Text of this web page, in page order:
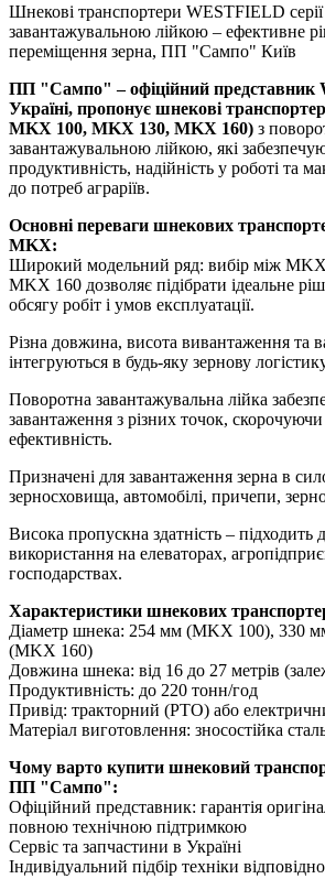
Шнекові транспортери WESTFIELD
завантажувальною лійкою – ефективне
переміщення зерна, ПП "Сампо" Київ
ПП "Сампо" – офіційний представник
Україні, пропонує шнекові
MKX 100, MKX 130, MKX 160) з
завантажувальною лійкою, які
продуктивність, надійність у роботі та
до потреб аграріїв.
Основні переваги шнекових
MKX:
Широкий модельний ряд: вибір між
MKX 160 дозволяє підібрати ідеальне
обсягу робіт і умов експлуатації.
Різна довжина, висота вивантаження та
інтегруються в будь-яку зернову
Поворотна завантажувальна лійка
завантаження з різних точок,
ефективність.
Призначені для завантаження зерна в
зерносховища, автомобілі, причепи,
Висока пропускна здатність – підходить
використання на елеваторах,
господарствах.
Характеристики шнекових
Діаметр шнека: 254 мм (MKX 100), 330
(MKX 160)
Довжина шнека: від 16 до 27 метрів
Продуктивність: до 220 тонн/год
Привід: тракторний (PTO) або
Матеріал виготовлення: зносостійка
Чому варто купити шнековий
ПП "Сампо":
Офіційний представник: гарантія
повною технічною підтримкою
Сервіс та запчастини в Україні
Індивідуальний підбір техніки